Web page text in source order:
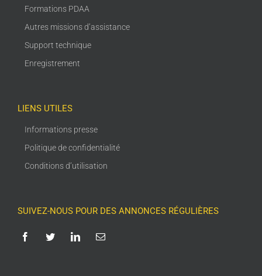
Formations PDAA
Autres missions d’assistance
Support technique
Enregistrement
LIENS UTILES
Informations presse
Politique de confidentialité
Conditions d’utilisation
SUIVEZ-NOUS POUR DES ANNONCES RÉGULIÈRES